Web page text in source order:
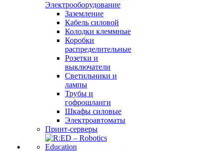
Электрооборудование
Заземление
Кабель силовой
Колодки клеммные
Коробки
распределительные
Розетки и
выключатели
Светильники и
лампы
Трубы и
гофрошланги
Шкафы силовые
Электроавтоматы
Принт-серверы